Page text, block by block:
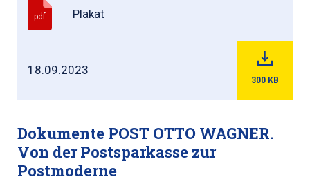
pdf Plakat
18.09.2023
300 KB
Dokumente POST OTTO WAGNER.
Von der Postsparkasse zur
Postmoderne